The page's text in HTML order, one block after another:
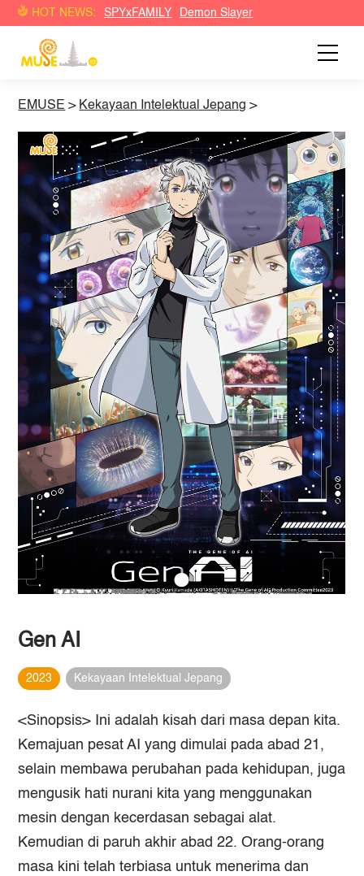
HOT NEWS: SPYxFAMILY Demon Slayer
EMUSE > Kekayaan Intelektual Jepang >
Gen AI
2023 Kekayaan Intelektual Jepang
<Sinopsis> Ini adalah kisah dari masa depan kita.
Kemajuan pesat AI yang dimulai pada abad 21,
selain membawa perubahan pada kehidupan, juga
mengusik hati nurani kita yang menggunakan
mesin dengan kecerdasan sebagai alat.
Kemudian di paruh akhir abad 22. Orang-orang
masa kini telah terbiasa untuk menerima dan